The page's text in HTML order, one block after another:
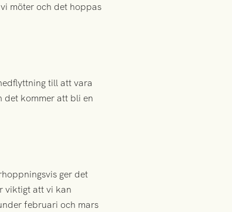
möter och det hoppas
till att vara
det kommer att bli en
ger det
viktigt att vi kan
februari och mars